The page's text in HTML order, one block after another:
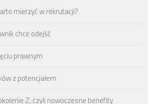
mierzyć w rekrutacji?
chce odejść
prawnym
z potencjałem
Z, czyli nowoczesne benefity